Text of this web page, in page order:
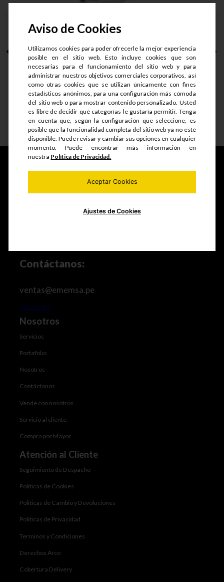
SUPLE DE BUJIA M-12
LARGO (....
S/.37.3
S/.29.84
Ver detalle
especializada y mucho más.
Contáctanos:
ventas@ememsa.pe
952252097
Nosotros
Servicios
Portafolio
Nosotros
Contáctanos
Vende con nosotros
Servicio al cliente
Compra por Mayor
Atención al Cliente
Seguimiento de Despacho
Politicas de Cookies
Politicas de Cambio y Devoluciones
Politicas de Privacidad
Terminos y Condiciones
Derechos Arco
Cobertura Delivery
Aviso de Cookies
Utilizamos cookies para poder ofrecerle la mejor experiencia
posible en el sitio web. Esto incluye cookies que son
necesarias para el funcionamiento del sitio web y para
administrar nuestros objetivos comerciales corporativos, así
como otras cookies que se utilizan únicamente con fines
estadísticos anónimos, para una configuración más cómoda
del sitio web o para mostrar contenido personalizado. Usted
es libre de decidir qué categorías le gustaría permitir. Tenga
en cuenta que, según la configuración que seleccione, es
posible que la funcionalidad completa del sitio web ya no esté
disponible. Puede revisar y cambiar sus opciones en cualquier
momento. Puede encontrar más información en
nuestra Política de Privacidad.
Aceptar Cookies
Ajustes de Cookies